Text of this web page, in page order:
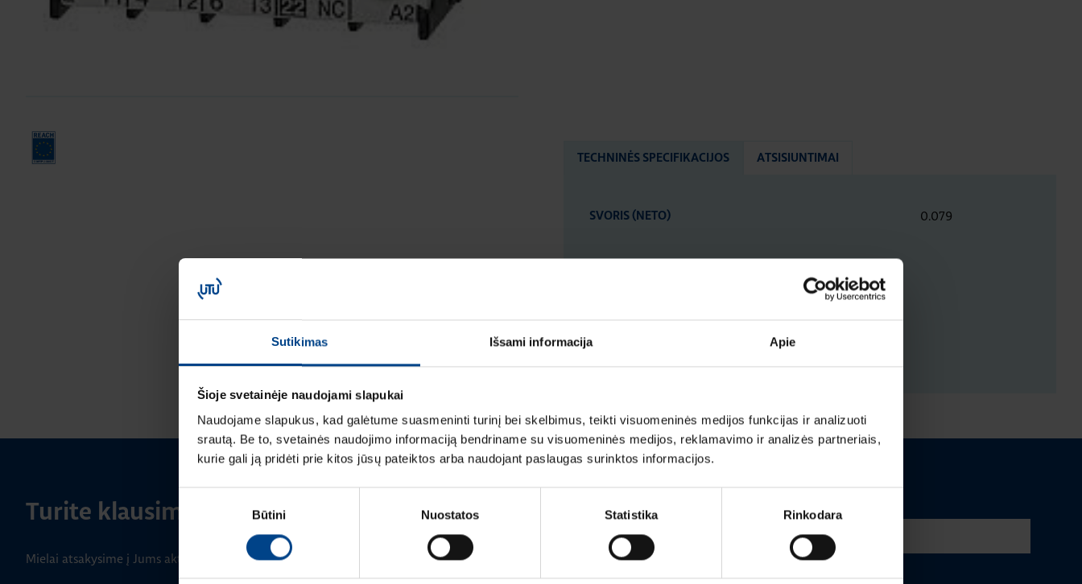
Sutikimas Išsami informacija Apie
Šioje svetainėje naudojami slapukai
Naudojame slapukus, kad galėtume suasmeninti turinį bei skelbimus, teikti visuomeninės medijos funkcijas ir analizuoti
srautą. Be to, svetainės naudojimo informaciją bendriname su visuomeninės medijos, reklamavimo ir analizės partneriais,
kurie gali ją pridėti prie kitos jūsų pateiktos arba naudojant paslaugas surinktos informacijos.
Būtini Nuostatos Statistika Rinkodara
TECHNINĖS SPECIFIKACIJOS ATSISIUNTIMAI
SVORIS (NETO) 0.079
Turite klausimų? Susisiekite
Mielai atsakysime į Jums aktualius klausimus.
Pavardė*